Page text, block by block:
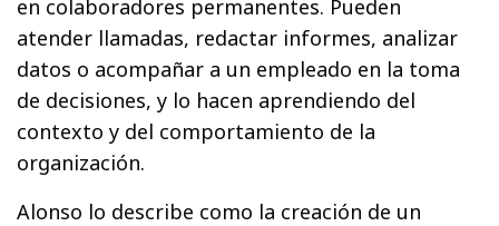
en colaboradores permanentes. Pueden
atender llamadas, redactar informes, analizar
datos o acompañar a un empleado en la toma
de decisiones, y lo hacen aprendiendo del
contexto y del comportamiento de la
organización.
Alonso lo describe como la creación de un